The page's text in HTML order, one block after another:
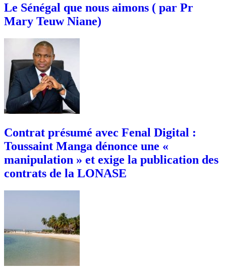
Le Sénégal que nous aimons ( par Pr
Mary Teuw Niane)
Contrat présumé avec Fenal Digital :
Toussaint Manga dénonce une «
manipulation » et exige la publication des
contrats de la LONASE